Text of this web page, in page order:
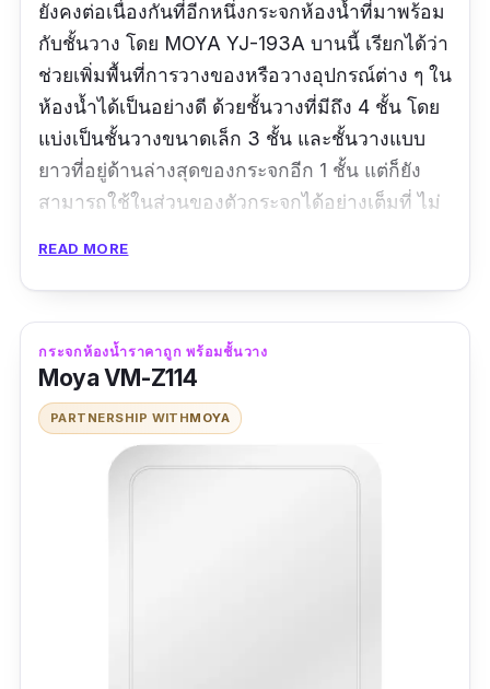
ยังคงต่อเนื่องกันที่อีกหนึ่งกระจกห้องน้ำที่มาพร้อม
กับชั้นวาง โดย MOYA YJ-193A บานนี้ เรียกได้ว่า
ช่วยเพิ่มพื้นที่การวางของหรือวางอุปกรณ์ต่าง ๆ ใน
ห้องน้ำได้เป็นอย่างดี ด้วยชั้นวางที่มีถึง 4 ชั้น โดย
แบ่งเป็นชั้นวางขนาดเล็ก 3 ชั้น และชั้นวางแบบ
ยาวที่อยู่ด้านล่างสุดของกระจกอีก 1 ชั้น แต่ก็ยัง
สามารถใช้ในส่วนของตัวกระจกได้อย่างเต็มที่ ไม่
READ MORE
กระจกห้องน้ำราคาถูก พร้อมชั้นวาง
Moya VM-Z114
PARTNERSHIP WITHMOYA